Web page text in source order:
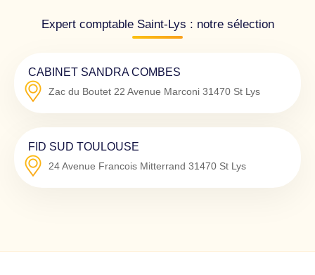
Expert comptable Saint-Lys : notre sélection
CABINET SANDRA COMBES
Zac du Boutet 22 Avenue Marconi 31470 St Lys
FID SUD TOULOUSE
24 Avenue Francois Mitterrand 31470 St Lys